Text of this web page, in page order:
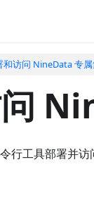
和访问 NineData 专
行工具部署并访